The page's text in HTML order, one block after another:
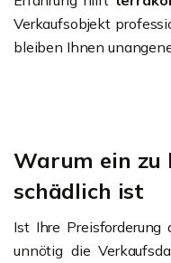
Verkaufsobjekt
bleiben Ihnen
Warum ein zu
schädlich ist
Ist Ihre
unnötig die